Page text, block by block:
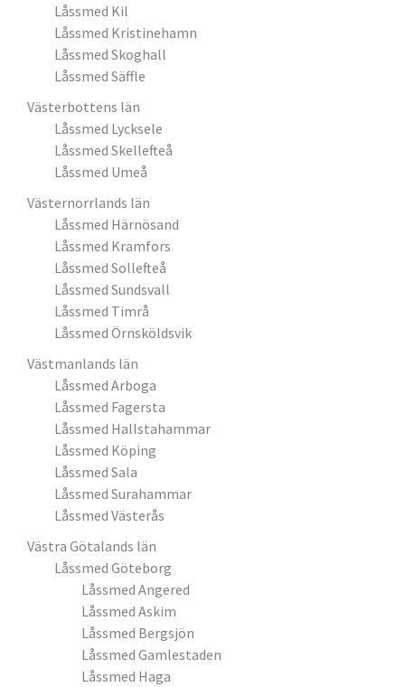
Låssmed Kil
Låssmed Kristinehamn
Låssmed Skoghall
Låssmed Säffle
Västerbottens län
Låssmed Lycksele
Låssmed Skellefteå
Låssmed Umeå
Västernorrlands län
Låssmed Härnösand
Låssmed Kramfors
Låssmed Sollefteå
Låssmed Sundsvall
Låssmed Timrå
Låssmed Örnsköldsvik
Västmanlands län
Låssmed Arboga
Låssmed Fagersta
Låssmed Hallstahammar
Låssmed Köping
Låssmed Sala
Låssmed Surahammar
Låssmed Västerås
Västra Götalands län
Låssmed Göteborg
Låssmed Angered
Låssmed Askim
Låssmed Bergsjön
Låssmed Gamlestaden
Låssmed Haga